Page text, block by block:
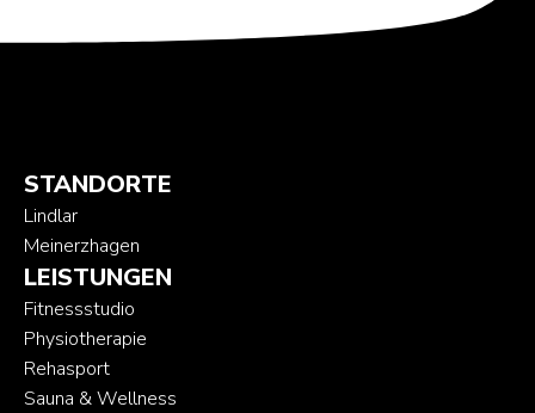
STANDORTE
Lindlar
Meinerzhagen
LEISTUNGEN
Fitnessstudio
Physiotherapie
Rehasport
Sauna & Wellness